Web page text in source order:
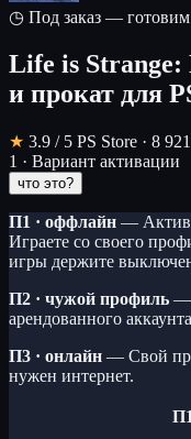
◷ Под заказ —
Life is Strange:
и прокат для
★ 3.9 / 5 PS Store · 8 921
1 · Вариант активации
что это?
П1 · оффлайн —
Играете со своего
игры держите
П2 · чужой профиль —
арендованного
П3 · онлайн — Свой
нужен интернет.
П1